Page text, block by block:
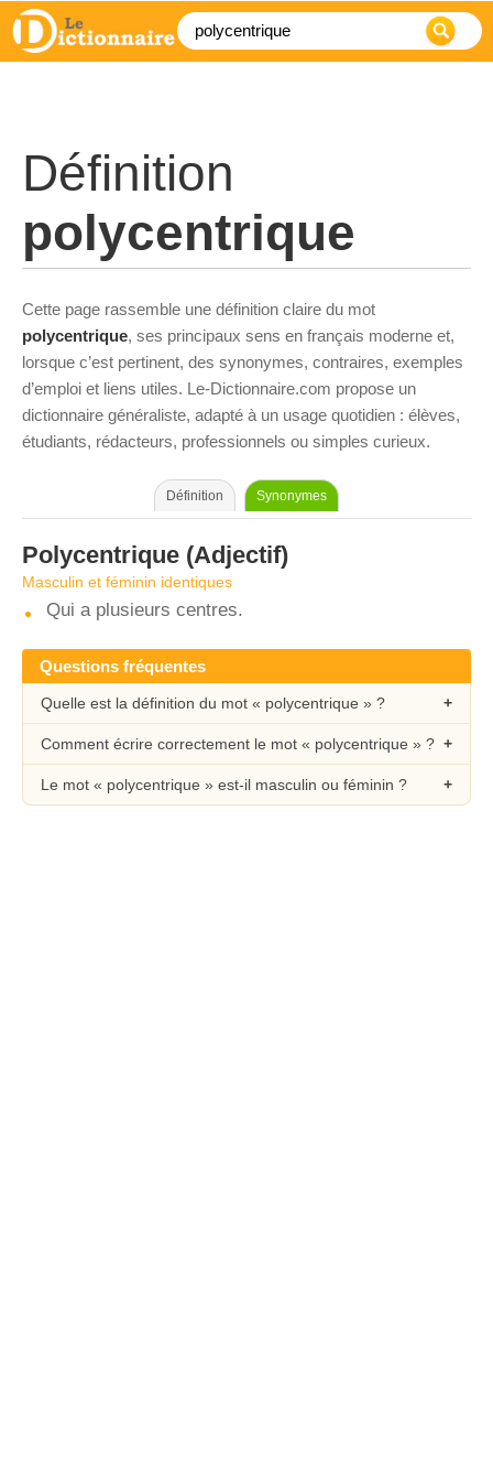
Définition
polycentrique
Cette page rassemble une définition claire du mot
polycentrique, ses principaux sens en français moderne et,
lorsque c’est pertinent, des synonymes, contraires, exemples
d’emploi et liens utiles. Le-Dictionnaire.com propose un
dictionnaire généraliste, adapté à un usage quotidien : élèves,
étudiants, rédacteurs, professionnels ou simples curieux.
Définition Synonymes
Polycentrique (Adjectif)
Masculin et féminin identiques
Qui a plusieurs centres.
Questions fréquentes
Quelle est la définition du mot « polycentrique » ?
Comment écrire correctement le mot « polycentrique » ?
Le mot « polycentrique » est-il masculin ou féminin ?